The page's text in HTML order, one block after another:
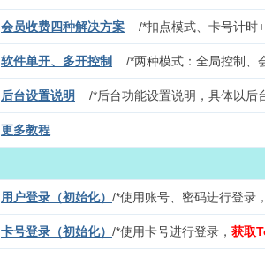
会员收费四种解决方案 /*扣点模式、卡号计时
软件单开、多开控制 /*两种模式：全局控制、
后台设置说明 /*后台功能设置说明，具体以后
更多教程
用户登录（初始化） /*使用账号、密码进行登录，
卡号登录（初始化） /*使用卡号进行登录， 获取